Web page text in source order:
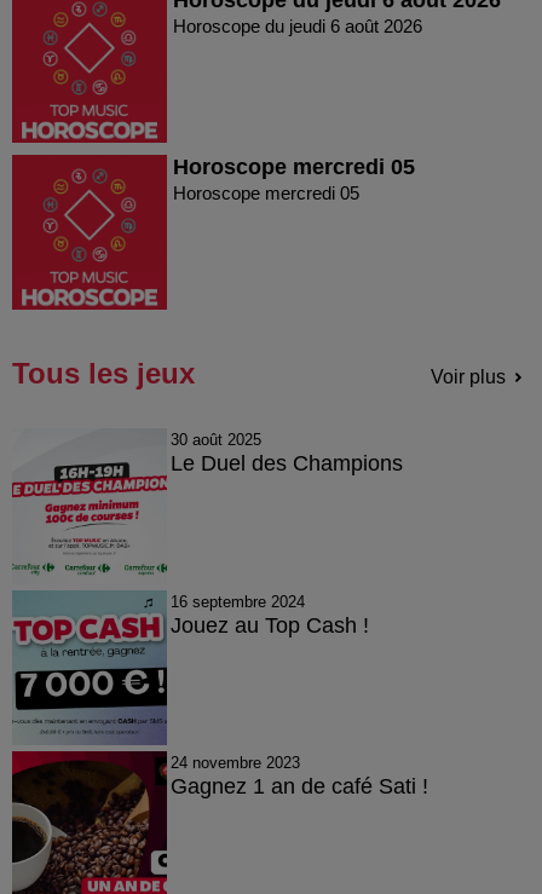
Horoscope du jeudi 6 août 2026
Horoscope mercredi 05
Horoscope mercredi 05
Tous les jeux Voir plus
30 août 2025
Le Duel des Champions
16 septembre 2024
Jouez au Top Cash !
24 novembre 2023
Gagnez 1 an de café Sati !